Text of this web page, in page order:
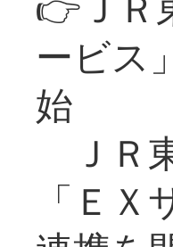
ービス
始
ＪＲ
「Ｅ